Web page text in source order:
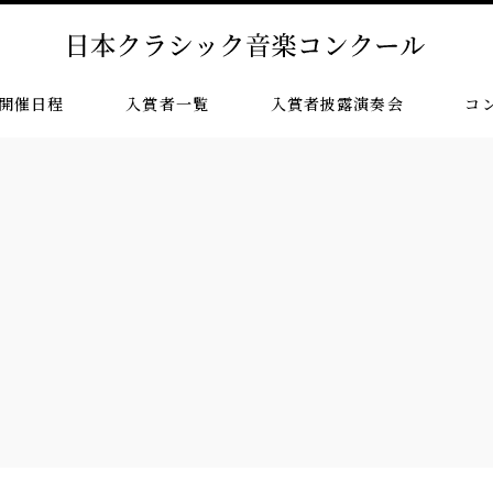
催日程 入賞者一覧 入賞者披露演奏会 コ